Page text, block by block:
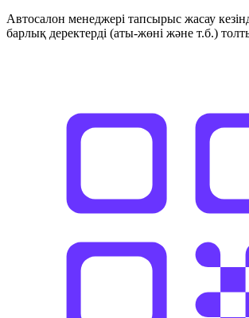
Автосалон менеджері тапсырыс жасау
барлық деректерді (аты-жөні және т.б.)